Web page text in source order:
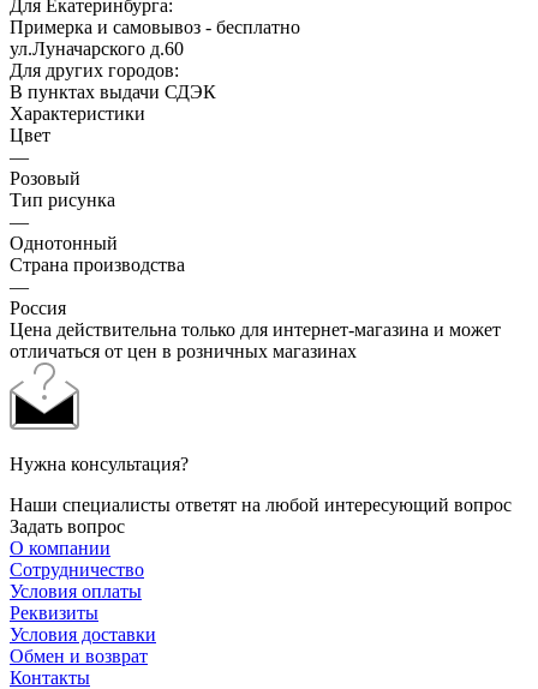
Для Екатеринбурга:
Примерка и самовывоз - бесплатно
ул.Луначарского д.60
Для других городов:
В пунктах выдачи СДЭК
Характеристики
Цвет
—
Розовый
Тип рисунка
—
Однотонный
Страна производства
—
Россия
Цена действительна только для интернет-магазина и может
отличаться от цен в розничных магазинах
Нужна консультация?
Наши специалисты ответят на любой интересующий вопрос
Задать вопрос
О компании
Сотрудничество
Условия оплаты
Реквизиты
Условия доставки
Обмен и возврат
Контакты